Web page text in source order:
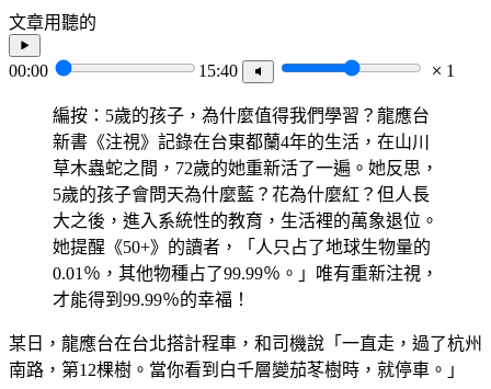
文章用聽的
00:00 15:40 1
編按：5歲的孩子，為什麼值得我們學習？龍應台
新書《注視》記錄在台東都蘭4年的生活，在山川
草木蟲蛇之間，72歲的她重新活了一遍。她反思，
5歲的孩子會問天為什麼藍？花為什麼紅？但人長
大之後，進入系統性的教育，生活裡的萬象退位。
她提醒《50+》的讀者，「人只占了地球生物量的
0.01％，其他物種占了99.99％。」唯有重新注視，
才能得到99.99％的幸福！
某日，龍應台在台北搭計程車，和司機說「一直走，過了杭州
南路，第12棵樹。當你看到白千層變茄苳樹時，就停車。」